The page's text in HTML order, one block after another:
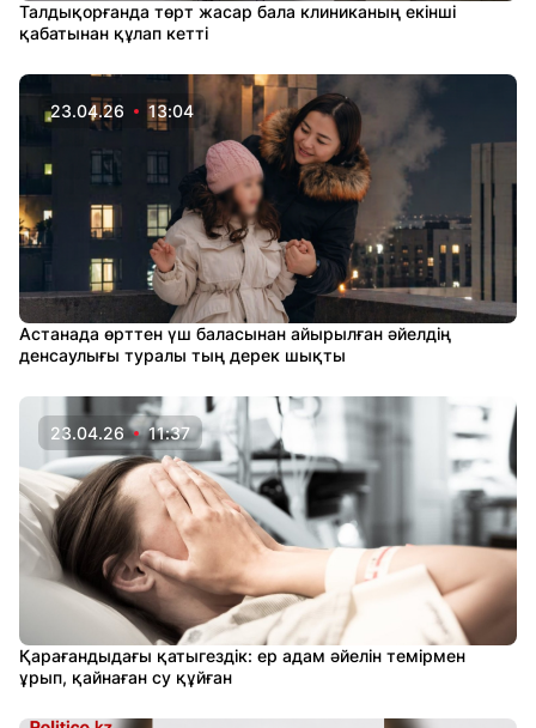
Талдықорғанда төрт жасар бала клиниканың екінші
қабатынан құлап кетті
23.04.26 13:04
Астанада өрттен үш баласынан айырылған әйелдің
денсаулығы туралы тың дерек шықты
23.04.26 11:37
Қарағандыдағы қатыгездік: ер адам әйелін темірмен
ұрып, қайнаған су құйған